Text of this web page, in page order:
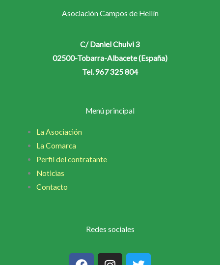
Asociación Campos de Hellín
C/ Daniel Chulvi 3
02500-Tobarra-Albacete (España)
Tel. 967 325 804
Menú principal
La Asociación
La Comarca
Perfil del contratante
Noticias
Contacto
Redes sociales
a
n
w